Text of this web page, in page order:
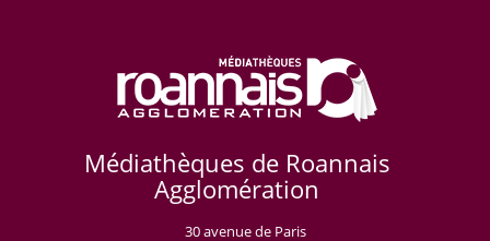
Médiathèques de Roannais
Agglomération
30 avenue de Paris